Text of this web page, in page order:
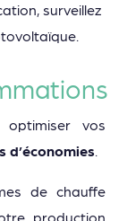
surveillez
vos
d’économies.
de chauffe
production